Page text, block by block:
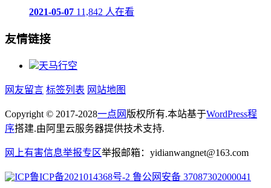
2021-05-07 11,842 人在看
友情链接
天马行空
网友留言 标签列表 网站地图
Copyright © 2017-2028一点网 版权所有.本站基于WordPress程
序搭建.由阿里云服务器提供技术支持.
网上有害信息举报专区举报邮箱：yidianwangnet@163.com
鲁ICP备2021014368号-2 鲁公网安备 37087302000041